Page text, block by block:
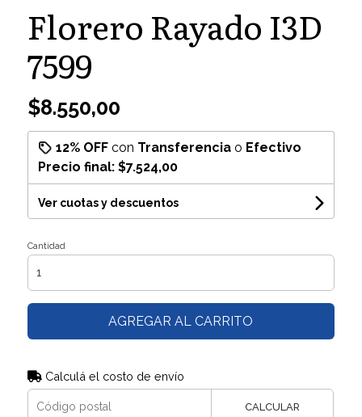
Florero Rayado I3D
7599
$8.550,00
12% OFFcon Transferenciao Efectivo
Precio final: $7.524,00
Ver cuotas y descuentos
Cantidad
AGREGAR AL CARRITO
Calculá el costo de envío
CALCULAR